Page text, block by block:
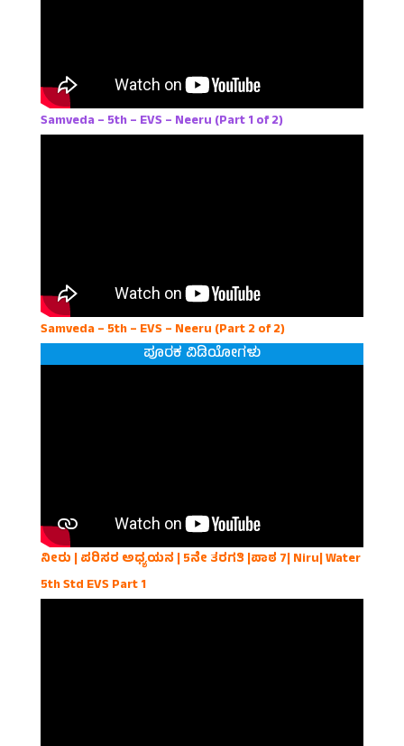
Samveda – 5th – EVS – Neeru (Part 1 of 2)
Samveda – 5th – EVS – Neeru (Part 2 of 2)
ಪೂರಕ ವಿಡಿಯೋಗಳು
ನೀರು | ಪರಿಸರ ಅಧ್ಯಯನ | 5ನೇ ತರಗತಿ |ಪಾಠ 7| Niru| Water
5th Std EVS Part 1